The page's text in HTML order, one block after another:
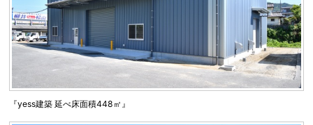
『yess建築 延べ床面積448㎡』